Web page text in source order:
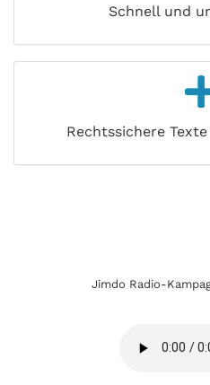
Schnell und
Rechtssichere
Jimdo Radio-